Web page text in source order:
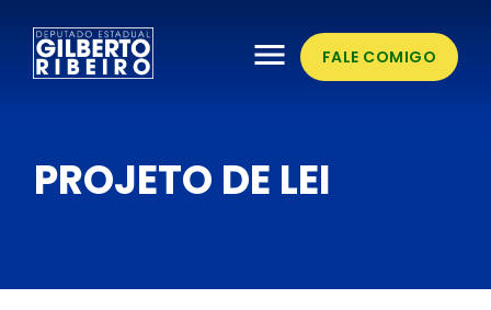
FALE COMIGO
menu
PROJETO DE LEI